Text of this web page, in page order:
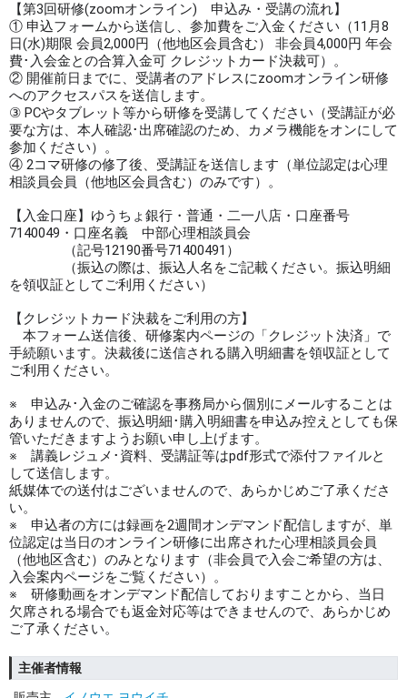
【第3回研修(zoomオンライン) 申込み・受講の流れ】
① 申込フォームから送信し、参加費をご入金ください（11月8
日(水)期限 会員2,000円（他地区会員含む） 非会員4,000円 年会
費･入会金との合算入金可 クレジットカード決裁可）。
② 開催前日までに、受講者のアドレスにzoomオンライン研修
へのアクセスパスを送信します。
③ PCやタブレット等から研修を受講してください（受講証が必
要な方は、本人確認･出席確認のため、カメラ機能をオンにして
参加ください）。
④ 2コマ研修の修了後、受講証を送信します（単位認定は心理
相談員会員（他地区会員含む）のみです）。
【⼊⾦⼝座】ゆうちょ銀⾏・普通・⼆⼀⼋店・⼝座番号
7140049・⼝座名義 中部⼼理相談員会
（記号12190番号71400491）
（振込の際は、振込⼈名をご記載ください。振込明細
を領収証としてご利⽤ください）
【クレジットカード決裁をご利用の方】
本フォーム送信後、研修案内ページの「クレジット決済」で
手続願います。決裁後に送信される購入明細書を領収証として
ご利用ください。
※ 申込み･入金のご確認を事務局から個別にメールすることは
ありませんので、振込明細･購入明細書を申込み控えとしても保
管いただきますようお願い申し上げます。
※ 講義レジュメ･資料、受講証等はpdf形式で添付ファイルと
して送信します。
紙媒体での送付はございませんので、あらかじめご了承くださ
い。
※ 申込者の方には録画を2週間オンデマンド配信しますが、単
位認定は当日のオンライン研修に出席された心理相談員会員
（他地区含む）のみとなります（非会員で入会ご希望の方は、
入会案内ページをご覧ください）。
※ 研修動画をオンデマンド配信しておりますことから、当日
欠席される場合でも返金対応等はできませんので、あらかじめ
ご了承ください。
主催者情報